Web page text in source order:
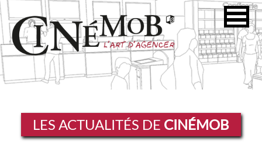
LES ACTUALITÉS DE CINÉMOB